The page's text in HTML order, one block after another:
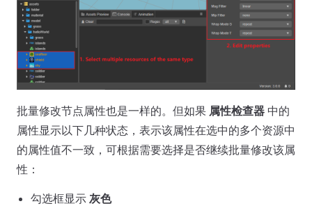
批量修改节点属性也是一样的。但如果 属性检查器 中的
属性显示以下几种状态，表示该属性在选中的多个资源中
的属性值不一致，可根据需要选择是否继续批量修改该属
性：
勾选框显示 灰色